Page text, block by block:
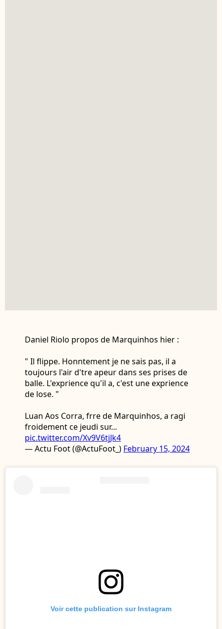
Daniel Riolo propos de Marquinhos hier :
" Il flippe. Honntement je ne sais pas, il a
toujours l'air d'tre apeur dans ses prises de
balle. L'exprience qu'il a, c'est une exprience
de lose. "
Luan Aos Corra, frre de Marquinhos, a ragi
froidement ce jeudi sur...
pic.twitter.com/Xv9V6tjJk4
— Actu Foot (@ActuFoot_) February 15, 2024
Voir cette publication sur Instagram